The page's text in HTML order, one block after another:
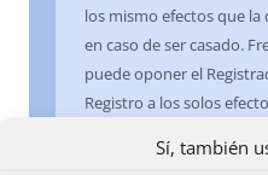
Sí, también
los mismo efectos que
en caso de ser casado.
puede oponer el
Registro a los solos
motivó su adquisición,